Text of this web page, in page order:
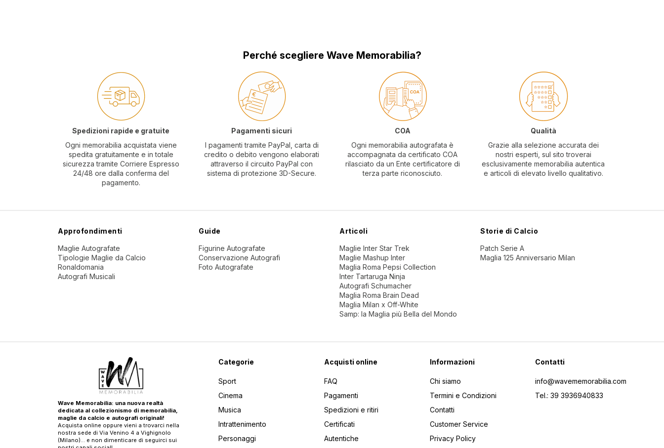
Perché scegliere Wave Memorabilia?
Spedizioni rapide e gratuite
Ogni memorabilia acquistata viene
spedita gratuitamente e in totale
sicurezza tramite Corriere Espresso
24/48 ore dalla conferma del
pagamento.
Pagamenti sicuri
I pagamenti tramite PayPal, carta di
credito o debito vengono elaborati
attraverso il circuito PayPal con
sistema di protezione 3D-Secure.
COA
Ogni memorabilia autografata è
accompagnata da certificato COA
rilasciato da un Ente certificatore di
terza parte riconosciuto.
Qualità
Grazie alla selezione accurata dei
nostri esperti, sul sito troverai
esclusivamente memorabilia autentica
e articoli di elevato livello qualitativo.
Approfondimenti
Maglie Autografate
Tipologie Maglie da Calcio
Ronaldomania
Autografi Musicali
Guide
Figurine Autografate
Conservazione Autografi
Foto Autografate
Articoli
Maglie Inter Star Trek
Maglie Mashup Inter
Maglia Roma Pepsi Collection
Inter Tartaruga Ninja
Autografi Schumacher
Maglia Roma Brain Dead
Maglia Milan x Off-White
Samp: la Maglia più Bella del Mondo
Storie di Calcio
Patch Serie A
Maglia 125 Anniversario Milan
Wave Memorabilia: una nuova realtà
dedicata al collezionismo di memorabilia,
maglie da calcio e autografi originali!
Acquista online oppure vieni a trovarci nella
nostra sede di Via Venino 4 a Vighignolo
(Milano)… e non dimenticare di seguirci sui
Categorie
Sport
Cinema
Musica
Intrattenimento
Personaggi
Acquisti online
FAQ
Pagamenti
Spedizioni e ritiri
Certificati
Autentiche
Informazioni
Chi siamo
Termini e Condizioni
Contatti
Customer Service
Privacy Policy
Contatti
info@wavememorabilia.com
Tel.: 39 3936940833